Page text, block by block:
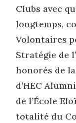
Clubs avec
longtemps,
Volontaires
Stratégie de
honorés de
d’HEC
de l’École
totalité du